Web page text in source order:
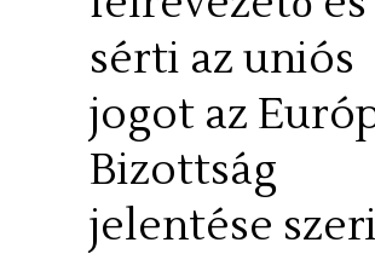
sérti az uniós
jogot az
Bizottság
jelentése